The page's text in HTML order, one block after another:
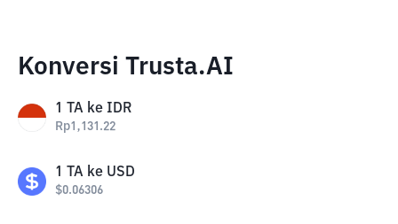
Konversi Trusta.AI
1 TA ke IDR
Rp1,131.22
1 TA ke USD
$0.06306